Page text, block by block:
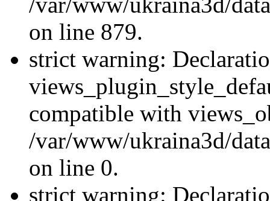
on line 879.
strict warning:
compatible with
/var/www/ukraina3d/
on line 0.
strict warning: